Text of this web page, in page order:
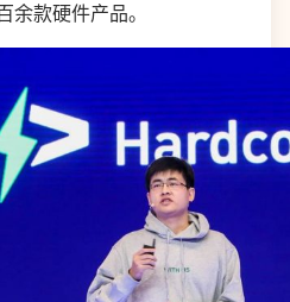
余款硬件产品。